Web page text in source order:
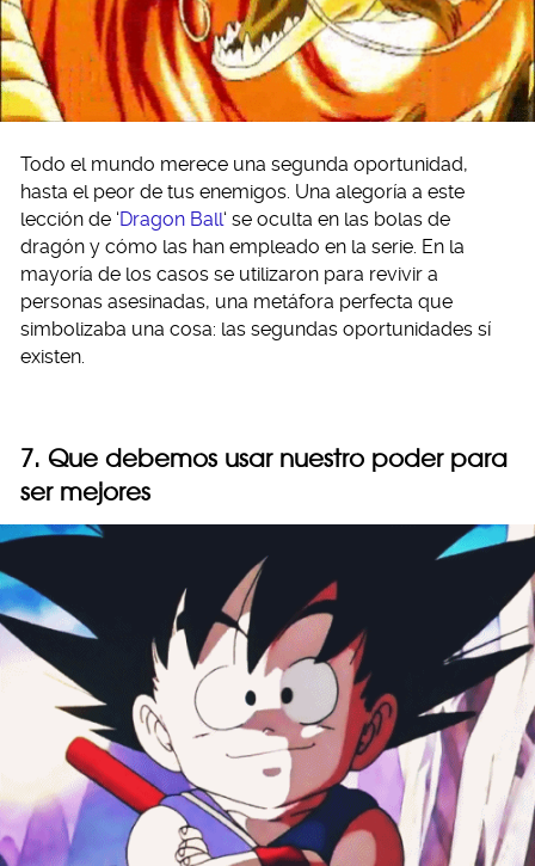
Todo el mundo merece una segunda oportunidad,
hasta el peor de tus enemigos. Una alegoría a este
lección de ‘Dragon Ball‘ se oculta en las bolas de
dragón y cómo las han empleado en la serie. En la
mayoría de los casos se utilizaron para revivir a
personas asesinadas, una metáfora perfecta que
simbolizaba una cosa: las segundas oportunidades sí
existen.
7. Que debemos usar nuestro poder para
ser mejores